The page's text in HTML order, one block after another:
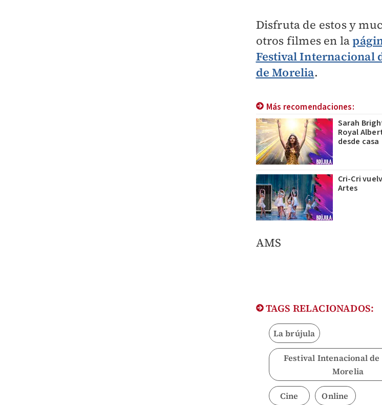
Disfruta de estos y
otros filmes en la
Festival Internacional
de Morelia.
Más recomendaciones:
Sarah
Royal
desde casa
Cri-Cri
Artes
​AMS
TAGS RELACIONADOS:
La brújula
Festival Intenacional de
Morelia
Cine Online